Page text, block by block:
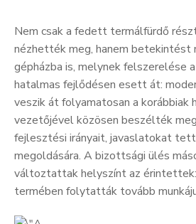
Nem csak a fedett termálfürdő
nézhették meg, hanem betekintést
gépházba is, melynek felszerelése
hatalmas fejlődésen esett át:
veszik át folyamatosan a korábbiak
vezetőjével közösen beszélték
fejlesztési irányait, javaslatokat
megoldására. A bizottsági ülés
változtattak helyszínt az
termében folytatták tovább